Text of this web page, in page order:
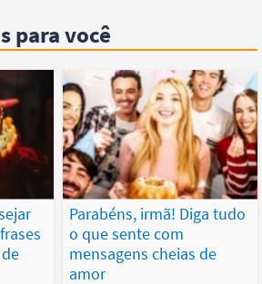
para você
Parabéns, irmã! Diga tudo
o que sente com
mensagens cheias de
amor